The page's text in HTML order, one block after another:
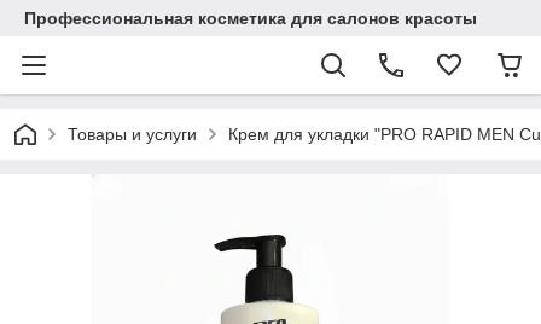
Профессиональная косметика для салонов красоты
Товары и услуги Крем для укладки "PRO RAPID MEN